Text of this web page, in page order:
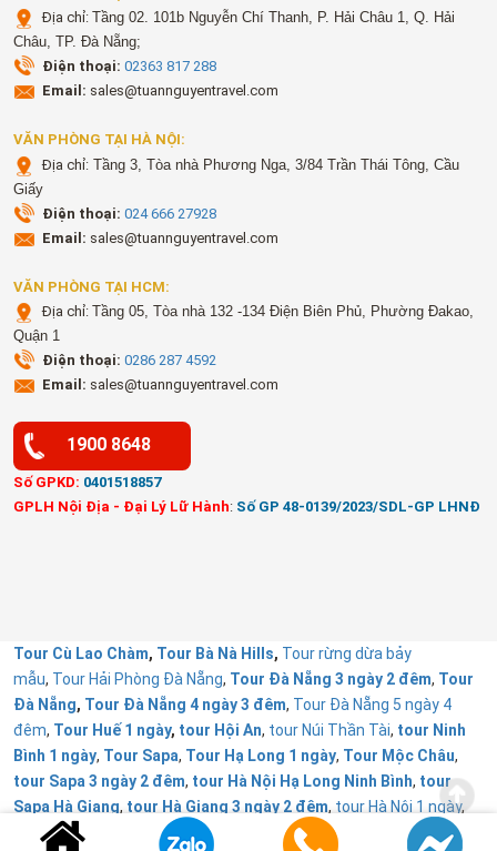
Địa chỉ:Tầng 02. 101b Nguyễn Chí Thanh, P. Hải Châu 1, Q. Hải
Châu, TP. Đà Nẵng;
Điện thoại: 02363 817 288
Email: sales@tuannguyentravel.com
VĂN PHÒNG TẠI HÀ NỘI:
Địa chỉ: Tầng 3, Tòa nhà Phương Nga, 3/84 Trần Thái Tông, Cầu
Giấy
Điện thoại: 024 666 27928
Email: sales@tuannguyentravel.com
VĂN PHÒNG TẠI HCM:
Địa chỉ:Tầng 05, Tòa nhà 132 -134 Điện Biên Phủ, Phường Đakao,
Quận 1
Điện thoại: 0286 287 4592
Email: sales@tuannguyentravel.com
1900 8648
Số GPKD: 0401518857
GPLH Nội Địa - Đại Lý Lữ Hành: Số GP 48-0139/2023/SDL-GP LHNĐ
Tour Cù Lao Chàm, Tour Bà Nà Hills, Tour rừng dừa bảy
mẫu, Tour Hải Phòng Đà Nẵng, Tour Đà Nẵng 3 ngày 2 đêm, Tour
Đà Nẵng, Tour Đà Nẵng 4 ngày 3 đêm, Tour Đà Nẵng 5 ngày 4
đêm, Tour Huế 1 ngày, tour Hội An, tour Núi Thần Tài, tour Ninh
Bình 1 ngày, Tour Sapa, Tour Hạ Long 1 ngày, Tour Mộc Châu,
tour Sapa 3 ngày 2 đêm, tour Hà Nội Hạ Long Ninh Bình, tour
Sapa Hà Giang, tour Hà Giang 3 ngày 2 đêm, tour Hà Nội 1 ngày,
Tour Đà Lạt 1 ngày
Tour Huế Tuấn Nguyễn Travel từ thiện